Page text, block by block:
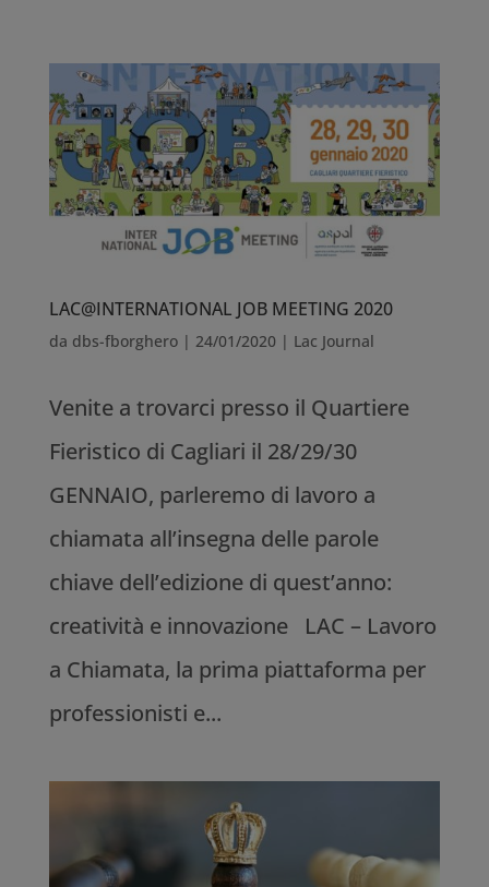
LAC@INTERNATIONAL JOB MEETING 2020
da dbs-fborghero| 24/01/2020| Lac Journal
Venite a trovarci presso il Quartiere
Fieristico di Cagliari il 28/29/30
GENNAIO, parleremo di lavoro a
chiamata all’insegna delle parole
chiave dell’edizione di quest’anno:
creatività e innovazione LAC – Lavoro
a Chiamata, la prima piattaforma per
professionisti e...